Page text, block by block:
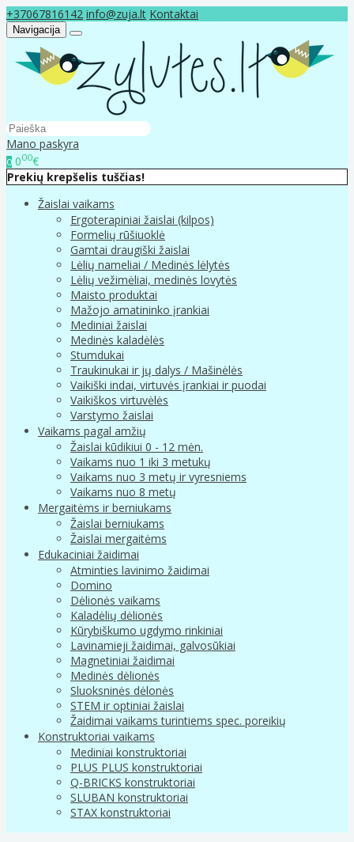
+37067816142 info@zuja.lt Kontaktai
Navigacija
Mano paskyra
0 000€
Prekių krepšelis tuščias!
Žaislai vaikams
Ergoterapiniai žaislai (kilpos)
Formelių rūšiuoklė
Gamtai draugiški žaislai
Lėlių nameliai / Medinės lėlytės
Lėlių vežimėliai, medinės lovytės
Maisto produktai
Mažojo amatininko įrankiai
Mediniai žaislai
Medinės kaladėlės
Stumdukai
Traukinukai ir jų dalys / Mašinėlės
Vaikiški indai, virtuvės įrankiai ir puodai
Vaikiškos virtuvėlės
Varstymo žaislai
Vaikams pagal amžių
Žaislai kūdikiui 0 - 12 mėn.
Vaikams nuo 1 iki 3 metukų
Vaikams nuo 3 metų ir vyresniems
Vaikams nuo 8 metų
Mergaitėms ir berniukams
Žaislai berniukams
Žaislai mergaitėms
Edukaciniai žaidimai
Atminties lavinimo žaidimai
Domino
Dėlionės vaikams
Kaladėlių dėlionės
Kūrybiškumo ugdymo rinkiniai
Lavinamieji žaidimai, galvosūkiai
Magnetiniai žaidimai
Medinės dėlionės
Sluoksninės dėlonės
STEM ir optiniai žaislai
Žaidimai vaikams turintiems spec. poreikių
Konstruktoriai vaikams
Mediniai konstruktoriai
PLUS PLUS konstruktoriai
Q-BRICKS konstruktoriai
SLUBAN konstruktoriai
STAX konstruktoriai